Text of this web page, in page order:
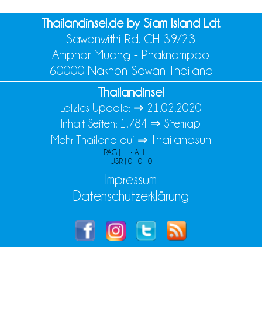
Thailandinsel.de by Siam Island Ldt.
Sawanwithi Rd. CH 39/23
Amphor Muang - Phaknampoo
60000 Nakhon Sawan Thailand
Thailandinsel
Letztes Update: ⇒ 21.02.2020
Inhalt Seiten: 1.784 ⇒ Sitemap
Mehr Thailand auf ⇒ Thailandsun
PAG | - - • ALL | - -
USR | 0 - 0 - 0
Impressum
Datenschutzerklärung